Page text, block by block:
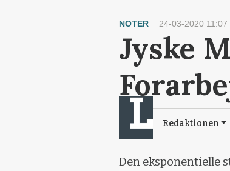
NOTER 24-03-2020 11:07
Jyske
Redaktionen
Den eksponentielle